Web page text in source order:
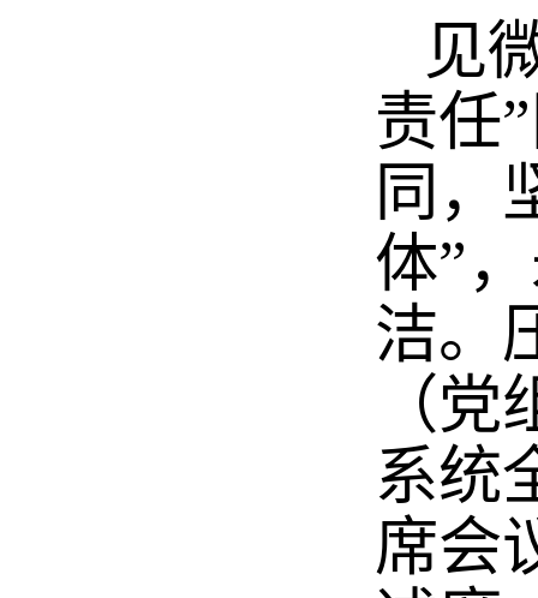
见
责任
同，
体”
洁。
（
系统
席会